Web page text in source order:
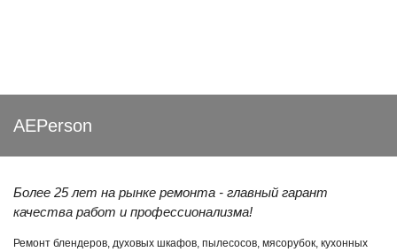
AEPerson
Более 25 лет на рынке ремонта - главный гарант
качества работ и профессионализма!
Ремонт блендеров, духовых шкафов, пылесосов, мясорубок, кухонных